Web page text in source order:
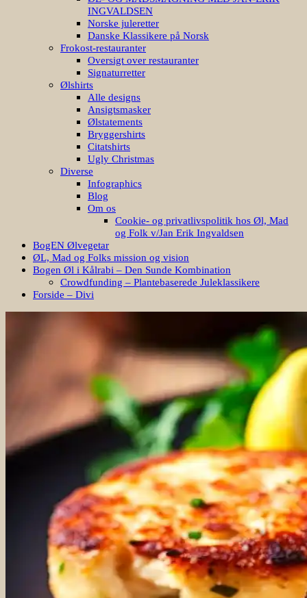
INGVALDSEN
Norske juleretter
Danske Klassikere på Norsk
Frokost-restauranter
Oversigt over restauranter
Signaturretter
Ølshirts
Alle designs
Ansigtsmasker
Ølstatements
Bryggershirts
Citatshirts
Ugly Christmas
Diverse
Infographics
Blog
Om os
Cookie- og privatlivspolitik hos Øl, Mad
og Folk v/Jan Erik Ingvaldsen
BogEN Ølvegetar
ØL, Mad og Folks mission og vision
Bogen Øl i Kålrabi – Den Sunde Kombination
Crowdfunding – Plantebaserede Juleklassikere
Forside – Divi